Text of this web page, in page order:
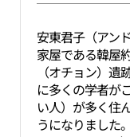
安東君子（アン
家屋である韓屋
（オチョン）
に多くの学者が
い人）が多く住
うになりました